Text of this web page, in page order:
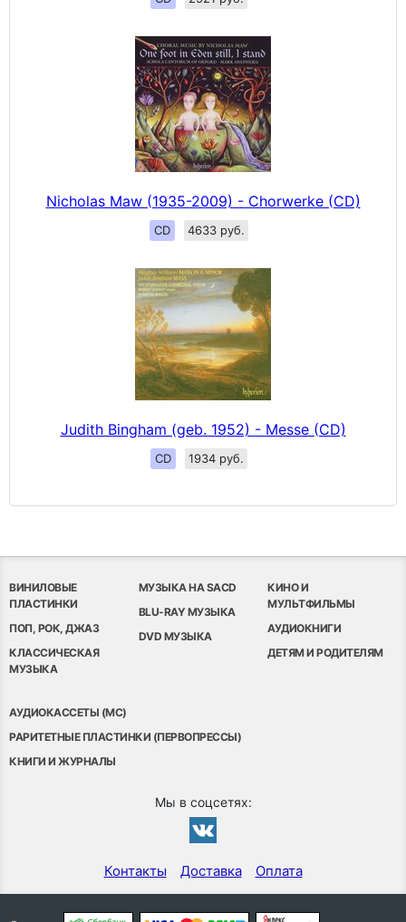
Nicholas Maw (1935-2009) - Chorwerke (CD)
CD 4633 руб.
Judith Bingham (geb. 1952) - Messe (CD)
CD 1934 руб.
ВИНИЛОВЫЕ
ПЛАСТИНКИ
ПОП, РОК, ДЖАЗ
КЛАССИЧЕСКАЯ
МУЗЫКА
МУЗЫКА НА SACD
BLU-RAY МУЗЫКА
DVD МУЗЫКА
КИНО И
МУЛЬТФИЛЬМЫ
АУДИОКНИГИ
ДЕТЯМ И РОДИТЕЛЯМ
АУДИОКАССЕТЫ (MC)
РАРИТЕТНЫЕ ПЛАСТИНКИ (ПЕРВОПРЕССЫ)
КНИГИ И ЖУРНАЛЫ
Мы в соцсетях:
Контакты Доставка Оплата